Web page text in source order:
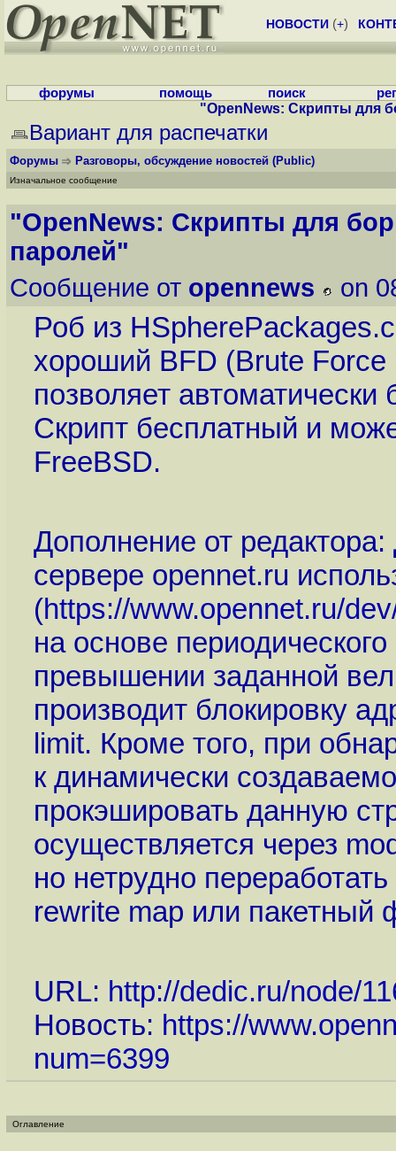
НОВОСТИ (+)
форумы помощь поиск
"OpenNews: Скрипты для
Вариант для распечатки
Форумы Разговоры, обсуждение новостей (Public)
Изначальное сообщение
"OpenNews: Скрипты для
паролей"
Сообщение от opennews on
Роб из
хороший BFD (Brute Force
позволяет
Скрипт бесплатный и
FreeBSD.
Дополнение от
сервере opennet.ru
(https://www.opennet.ru/
на основе
превышении заданной
производит блокировку
limit. Кроме того, при
к динамически
прокэшировать данную
осуществляется через
но нетрудно
rewrite map или пакетный
URL: http://dedic.ru/node/
Новость: https://
num=6399
Оглавление